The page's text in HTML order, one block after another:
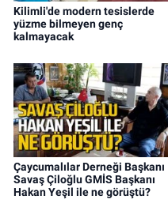
Kilimli'de modern tesislerde
yüzme bilmeyen genç
kalmayacak
Çaycumalılar Derneği Başkanı
Savaş Çiloğlu GMİS Başkanı
Hakan Yeşil ile ne görüştü?